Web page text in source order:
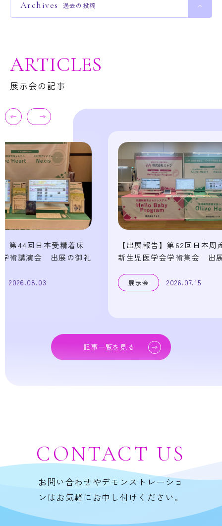
Archives 過去の投稿
ARTICLES
展示会の記事
【出展報告】第62回日本周産期・
新生児医学会学術集会 出展の御礼
展示会
第50回日
術集会に
展示会
記事一覧を見る
CONTACT US
お問い合わせやデモンストレーショ
ンはお気軽にお申し付けください。